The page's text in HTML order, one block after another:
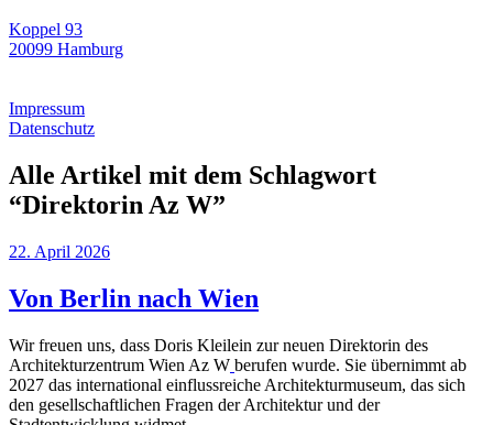
Koppel 93
20099 Hamburg
Impressum
Datenschutz
Alle Artikel mit dem Schlagwort
“Direktorin Az W”
22. April 2026
Von Berlin nach Wien
Wir freuen uns, dass Doris Kleilein zur neuen Direktorin des
Architekturzentrum Wien Az W berufen wurde. Sie übernimmt ab
2027 das international einflussreiche Architekturmuseum, das sich
den gesellschaftlichen Fragen der Architektur und der